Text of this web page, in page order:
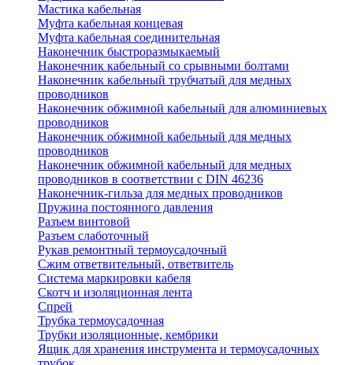
Мастика кабельная
Муфта кабельная концевая
Муфта кабельная соединительная
Наконечник быстроразмыкаемый
Наконечник кабельный со срывными болтами
Наконечник кабельный трубчатый для медных
проводников
Наконечник обжимной кабельный для алюминиевых
проводников
Наконечник обжимной кабельный для медных
проводников
Наконечник обжимной кабельный для медных
проводников в соответствии с DIN 46236
Наконечник-гильза для медных проводников
Пружина постоянного давления
Разъем винтовой
Разъем слаботочный
Рукав ремонтный термоусадочный
Сжим ответвительный, ответвитель
Система маркировки кабеля
Скотч и изоляционная лента
Спрей
Трубка термоусадочная
Трубки изоляционные, кембрики
Ящик для хранения инструмента и термоусадочных